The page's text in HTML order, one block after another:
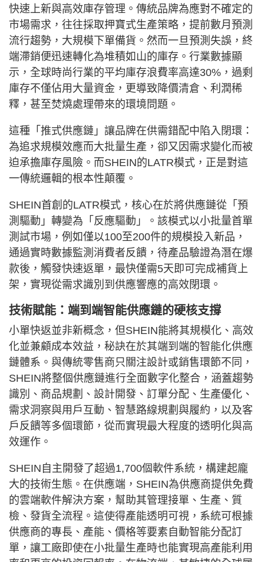
快速上新與高效庫存管理。傳統品牌為應對不確定的
市場需求，往往採取押寶式生產策略，提前數月預測
流行趨勢，大規模下單備貨。然而一旦預測失誤，終
端滯銷便迅速轉化為堆積如山的庫存。行業數據顯
示，全球時尚行業的平均庫存浪費率高達30%，過剩
庫存不僅佔用大量資金，更導致降價清倉、利潤稀
釋，甚至焚燒處理帶來的環境問題。
這種「推式供應鏈」讓品牌在供需錯配中陷入閉環：
為追求規模效應而大批量生產，卻又因需求變化而被
迫承擔庫存風險。而SHEIN的LATR模式，正是對這
一傳統邏輯的根本性顛覆。
SHEIN首創的LATR模式，核心在於將供應鏈從「預
測驅動」轉變為「反應驅動」。該模式以小批量首單
測試市場，例如僅以100至200件的規模投入新品，
通過實時數據監測消費者反饋，待產品驗證為潛在爆
款後，觸發快速返單，最快僅需5天即可完成補貨上
架，實現從需求識別到供應響應的高效閉環。
技術賦能：端到端智能供應鏈的硬核支撐
小單快返並非新概念，但SHEIN能將其規模化、高效
化並兼顧成本效益，秘訣在於其端到端的智能化供應
鏈體系。與傳統零售商只關注設計或銷售環節不同，
SHEIN將整個供應鏈進行全面數字化整合，涵蓋趨勢
識別、商品規劃、設計開發、訂單分配、生產優化、
需求洞察與用戶互動、智慧路線規劃與履約，以及客
戶反饋等多個環節，從而實現最大程度的透明化與高
效運作。
SHEIN自主開發了超過1,700個軟件系統，構建起龐
大的技術生態。在供應端，SHEIN為供應商提供免費
的雲端軟件解決方案，幫助其管理接單、生產、質
檢、發貨全流程。這使得產能透明可視，系統可根據
供應商的專長、產能、價格等要素自動智能分配訂
單，讓工廠即使在小批量生產時也能實現高產能利用